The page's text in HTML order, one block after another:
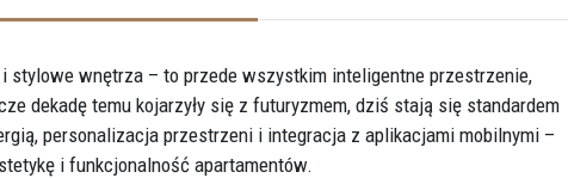
stylowe wnętrza – to przede wszystkim inteligentne przestrzenie,
dekadę temu kojarzyły się z futuryzmem, dziś stają się standardem
personalizacja przestrzeni i integracja z aplikacjami mobilnymi –
i funkcjonalność apartamentów.